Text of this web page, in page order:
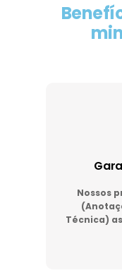
Nossos
Técnica)